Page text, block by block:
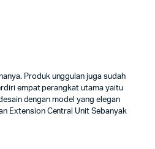
Produk unggulan juga sudah
empat perangkat utama yaitu
dengan model yang elegan
Extension Central Unit Sebanyak